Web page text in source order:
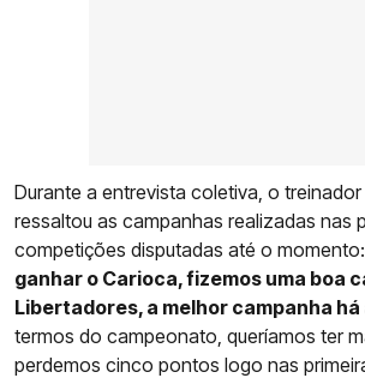
Durante a entrevista coletiva, o
ressaltou as campanhas realizadas nas
competições disputadas até o momento:
ganhar o Carioca, fizemos uma boa
Libertadores, a melhor campanha
termos do campeonato, queríamos ter
perdemos cinco pontos logo nas